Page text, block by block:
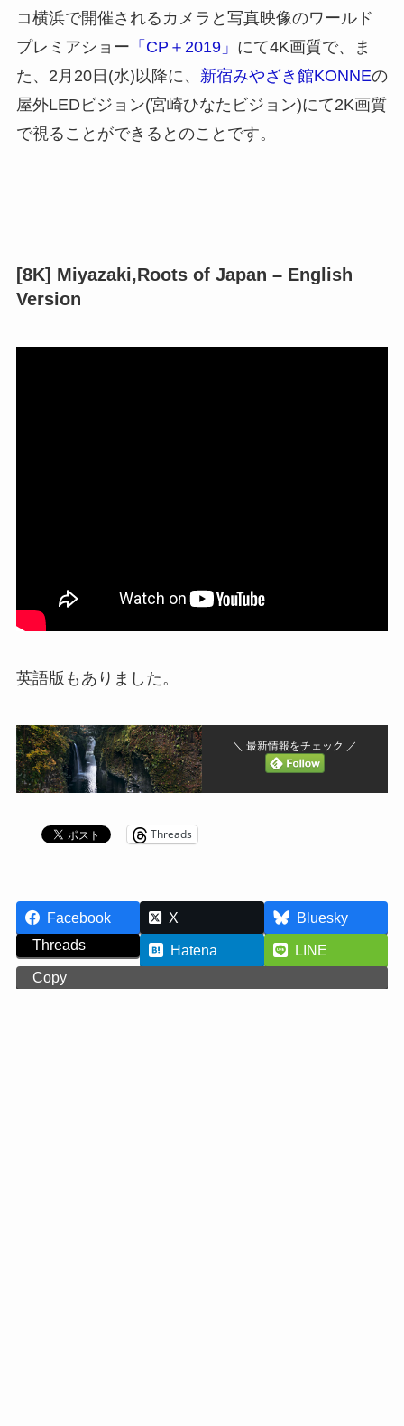
コ横浜で開催されるカメラと写真映像のワールド
プレミアショー 「CP＋2019」 にて4K画質で、ま
た、2月20日(水)以降に、 新宿みやざき館KONNEの
屋外LEDビジョン(宮崎ひなたビジョン)にて2K画質
で視ることができるとのことです。
[8K] Miyazaki,Roots of Japan – English
Version
英語版もありました。
＼ 最新情報をチェック ／
Threads
Facebook X
Bluesky
Threads
Hatena
LINE
Copy